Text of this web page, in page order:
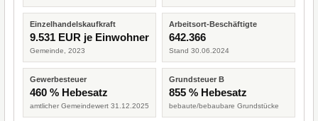
Einzelhandelskaufkraft
9.531 EUR je Einwohner
Gemeinde, 2023
Arbeitsort-Beschäftigte
642.366
Stand 30.06.2024
Gewerbesteuer
460 % Hebesatz
amtlicher Gemeindewert 31.12.2025
Grundsteuer B
855 % Hebesatz
bebaute/bebaubare Grundstücke